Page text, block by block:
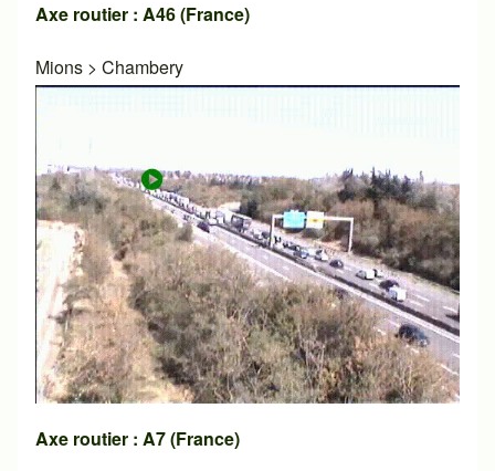
Axe routier : A46 (France)
Mions > Chambery
Axe routier : A7 (France)